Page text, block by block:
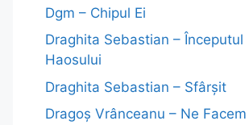
Dgm – Chipul Ei
Draghita Sebastian – Începutul
Haosului
Draghita Sebastian – Sfârșit
Dragoş Vrânceanu – Ne Facem